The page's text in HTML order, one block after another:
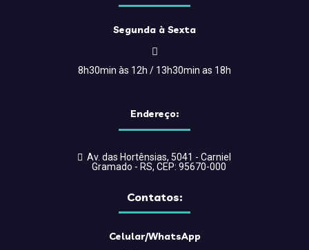
Segunda à Sexta
8h30min às 12h / 13h30min as 18h
Endereço:
Av. das Hortênsias, 5041 - Carniel
Gramado - RS, CEP: 95670-000
Contatos:
Celular/WhatsApp